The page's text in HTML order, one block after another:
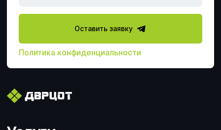
Аутсорсинг по охране труда
Сотрудничество с ДВРЦОТ
Оставить заявку
Политика конфиденциальности